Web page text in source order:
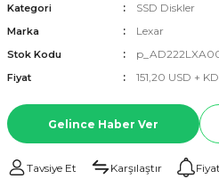
Kategori SSD Diskler
Marka Lexar
Stok Kodu
Fiyat 151,20 USD +
Gelince Haber Ver
Tavsiye Et Karşılaştır